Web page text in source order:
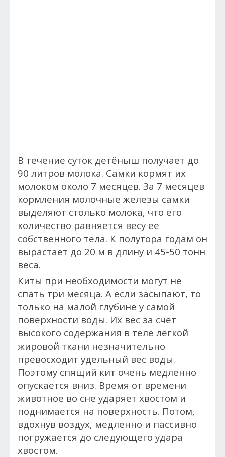
В течение суток детёныш получает до
90 литров молока. Самки кормят их
молоком около 7 месяцев. За 7 месяцев
кормления молочные железы самки
выделяют столько молока, что его
количество равняется весу ее
собственного тела. К полутора годам он
вырастает до 20 м в длину и 45-50 тонн
веса.
Киты при необходимости могут не
спать три месяца. А если засыпают, то
только на малой глубине у самой
поверхности воды. Их вес за счёт
высокого содержания в теле лёгкой
жировой ткани незначительно
превосходит удельный вес воды.
Поэтому спящий кит очень медленно
опускается вниз. Время от времени
животное во сне ударяет хвостом и
поднимается на поверхность. Потом,
вдохнув воздух, медленно и пассивно
погружается до следующего удара
хвостом.